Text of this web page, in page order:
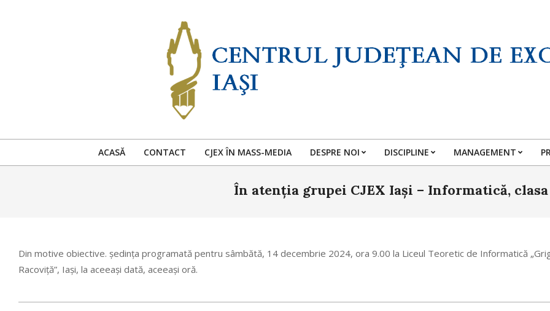
Primary
Menu
ACASĂ CONTACT CJEX ÎN MASS-MEDIA DESPRE NOI DISCIPLINE MANAGEMENT
În atenția grupei CJEX Iași – Informatică,
Din motive obiective. ședința programată pentru sâmbătă, 14 decembrie 2024, ora 9.00 la Liceul Teoretic de Informatică
Racoviță”, Iași, la aceeași dată, aceeași oră.